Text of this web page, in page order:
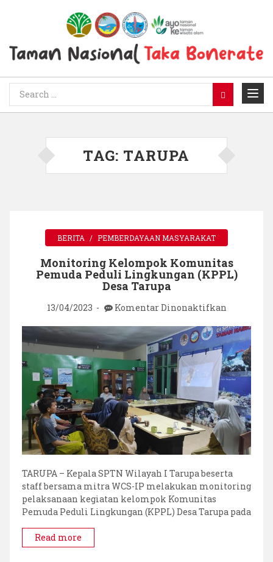
TAG: TARUPA
BERITA PEMBERDAYAAN MASYARAKAT
Monitoring Kelompok Komunitas
Pemuda Peduli Lingkungan (KPPL)
Desa Tarupa
13/04/2023 Komentar Dinonaktifkan
Kelompok
Pemuda
Peduli
(KPPL)
Desa
Tarupa
TARUPA – Kepala SPTN Wilayah I Tarupa beserta
staff bersama mitra WCS-IP melakukan monitoring
pelaksanaan kegiatan kelompok Komunitas
Pemuda Peduli Lingkungan (KPPL) Desa Tarupa pada
Read more